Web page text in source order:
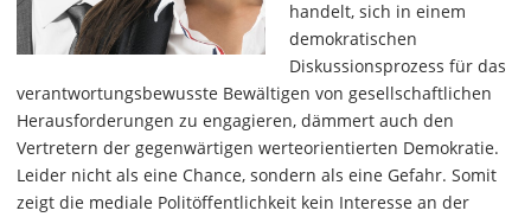
handelt, sich in einem
demokratischen
Diskussionsprozess für das
verantwortungsbewusste Bewältigen von gesellschaftlichen
Herausforderungen zu engagieren, dämmert auch den
Vertretern der gegenwärtigen werteorientierten Demokratie.
Leider nicht als eine Chance, sondern als eine Gefahr. Somit
zeigt die mediale Politöffentlichkeit kein Interesse an der